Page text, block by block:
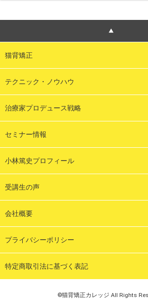
猫背矯正
テクニック・ノウハウ
治療家プロデュース戦略
セミナー情報
小林篤史プロフィール
受講生の声
会社概要
プライバシーポリシー
特定商取引法に基づく表記
©猫背矯正カレッジ All Rights